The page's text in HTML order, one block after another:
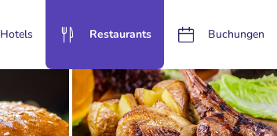
Hotels Restaurants Buchungen